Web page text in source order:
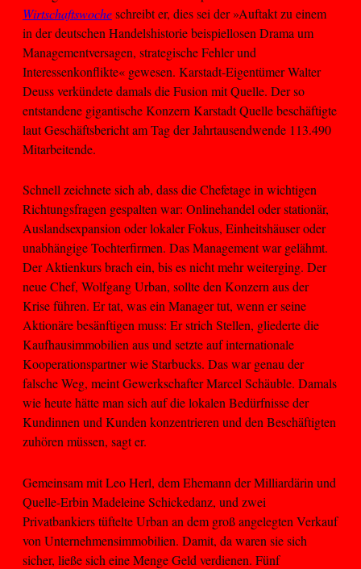
Wirtschaftswocheschreibt er, dies sei der »Auftakt zu einem
in der deutschen Handelshistorie beispiellosen Drama um
Managementversagen, strategische Fehler und
Interessenkonflikte« gewesen. Karstadt-Eigentümer Walter
Deuss verkündete damals die Fusion mit Quelle. Der so
entstandene gigantische Konzern Karstadt Quelle beschäftigte
laut Geschäftsbericht am Tag der Jahrtausendwende 113.490
Mitarbeitende.
Schnell zeichnete sich ab, dass die Chefetage in wichtigen
Richtungsfragen gespalten war: Onlinehandel oder stationär,
Auslandsexpansion oder lokaler Fokus, Einheitshäuser oder
unabhängige Tochterfirmen. Das Management war gelähmt.
Der Aktienkurs brach ein, bis es nicht mehr weiterging. Der
neue Chef, Wolfgang Urban, sollte den Konzern aus der
Krise führen. Er tat, was ein Manager tut, wenn er seine
Aktionäre besänftigen muss: Er strich Stellen, gliederte die
Kaufhausimmobilien aus und setzte auf internationale
Kooperationspartner wie Starbucks. Das war genau der
falsche Weg, meint Gewerkschafter Marcel Schäuble. Damals
wie heute hätte man sich auf die lokalen Bedürfnisse der
Kundinnen und Kunden konzentrieren und den Beschäftigten
zuhören müssen, sagt er.
Gemeinsam mit Leo Herl, dem Ehemann der Milliardärin und
Quelle-Erbin Madeleine Schickedanz, und zwei
Privatbankiers tüftelte Urban an dem groß angelegten Verkauf
von Unternehmensimmobilien. Damit, da waren sie sich
sicher, ließe sich eine Menge Geld verdienen. Fünf